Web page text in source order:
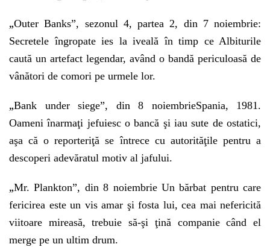
„Outer Banks”, sezonul 4, partea 2, din 7 noiembrie:
Secretele îngropate ies la iveală în timp ce Albiturile
caută un artefact legendar, având o bandă periculoasă de
vânători de comori pe urmele lor.
„Bank under siege”, din 8 noiembrieSpania, 1981.
Oameni înarmaţi jefuiesc o bancă şi iau sute de ostatici,
aşa că o reporteriţă se întrece cu autorităţile pentru a
descoperi adevăratul motiv al jafului.
„Mr. Plankton”, din 8 noiembrie Un bărbat pentru care
fericirea este un vis amar şi fosta lui, cea mai nefericită
viitoare mireasă, trebuie să-şi ţină companie când el
merge pe un ultim drum.